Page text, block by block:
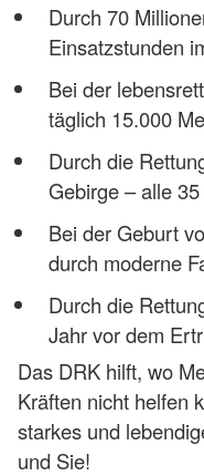
Durch 70
Einsatzstunden
Bei der
täglich 15.000
Durch die
Gebirge – alle
Bei der Geburt
durch moderne
Durch die
Jahr vor dem
Das DRK hilft, wo
Kräften nicht helfen
starkes und
und Sie!